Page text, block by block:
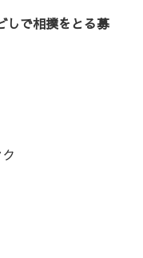
しで相撲をとる募